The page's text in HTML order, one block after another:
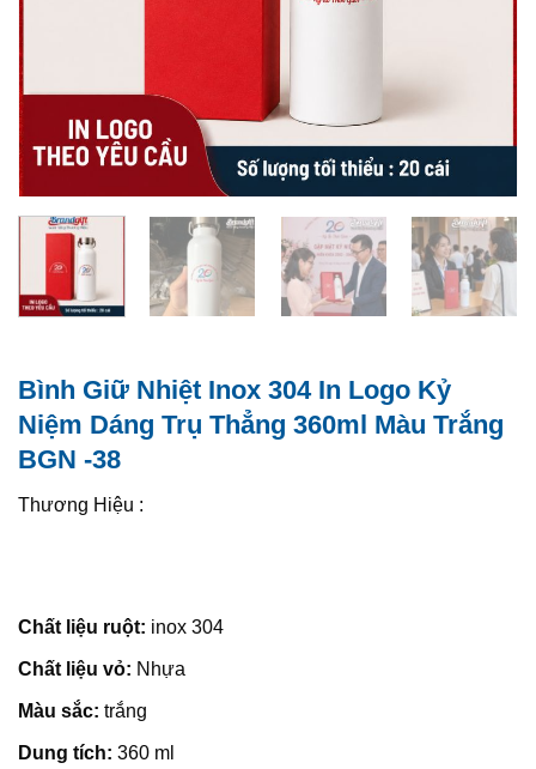
Bình Giữ Nhiệt Inox 304 In Logo Kỷ
Niệm Dáng Trụ Thẳng 360ml Màu Trắng
BGN -38
Thương Hiệu :
Chất liệu ruột: inox 304
Chất liệu vỏ: Nhựa
Màu sắc: trắng
Dung tích: 360 ml